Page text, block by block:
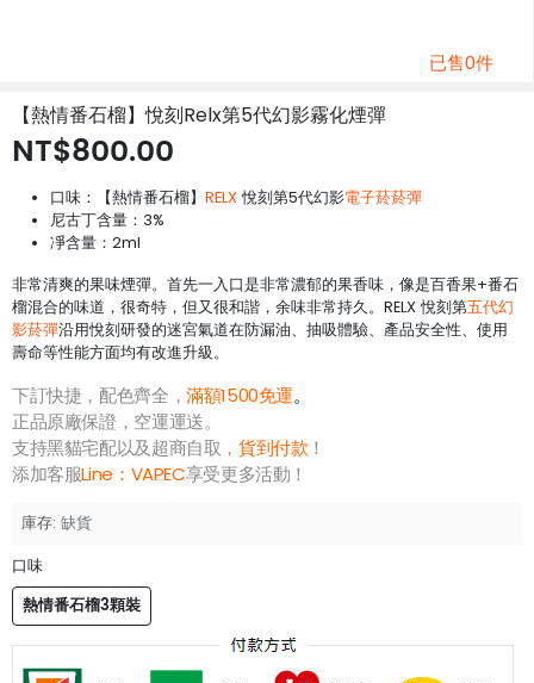
已售0件
【熱情番石榴】悅刻Relx第5代幻影霧化煙彈
NT$800.00
口味：【熱情番石榴】 RELX悅刻第5代幻影電子菸菸彈
尼古丁含量：3%
凈含量：2ml
非常清爽的果味煙彈。首先一入口是非常濃郁的果香味，像是百香果+番石
榴混合的味道，很奇特，但又很和諧，余味非常持久。RELX 悅刻第五代幻
影菸彈沿用悅刻研發的迷宮氣道在防漏油、抽吸體驗、產品安全性、使用
壽命等性能方面均有改進升級。
下訂快捷，配色齊全，滿額1500免運。
正品原廠保證，空運運送。
支持黑貓宅配以及超商自取，貨到付款 ！
添加客服Line： VAPEC享受更多活動！
庫存: 缺貨
口味
熱情番石榴3顆裝